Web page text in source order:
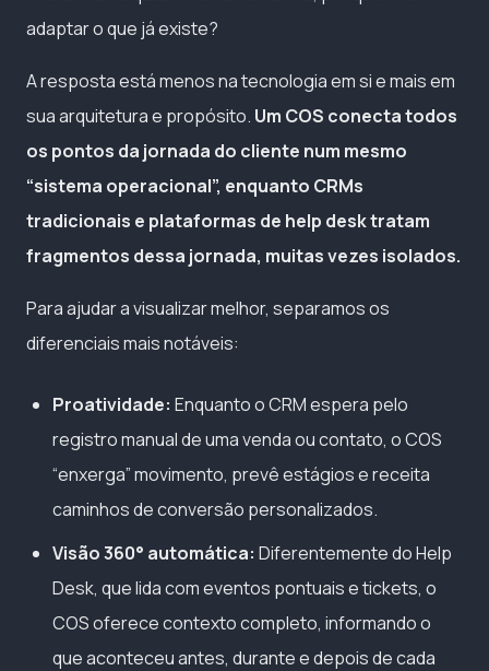
adaptar o que já existe?
A resposta está menos na tecnologia em si e mais em
sua arquitetura e propósito. Um COS conecta todos
os pontos da jornada do cliente num mesmo
“sistema operacional”, enquanto CRMs
tradicionais e plataformas de help desk tratam
fragmentos dessa jornada, muitas vezes isolados.
Para ajudar a visualizar melhor, separamos os
diferenciais mais notáveis:
Proatividade: Enquanto o CRM espera pelo
registro manual de uma venda ou contato, o COS
“enxerga” movimento, prevê estágios e receita
caminhos de conversão personalizados.
Visão 360° automática: Diferentemente do Help
Desk, que lida com eventos pontuais e tickets, o
COS oferece contexto completo, informando o
que aconteceu antes, durante e depois de cada